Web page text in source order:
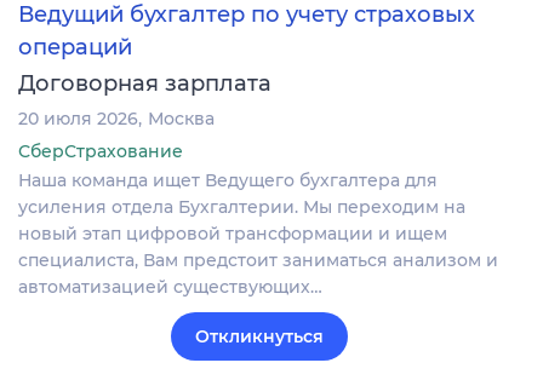
Ведущий бухгалтер по учету страховых
операций
Договорная зарплата
20 июля 2026 Москва
СберСтрахование
Наша команда ищет Ведущего бухгалтера для
усиления отдела Бухгалтерии. Мы переходим на
новый этап цифровой трансформации и ищем
специалиста, Вам предстоит заниматься анализом и
автоматизацией существующих…
Откликнуться